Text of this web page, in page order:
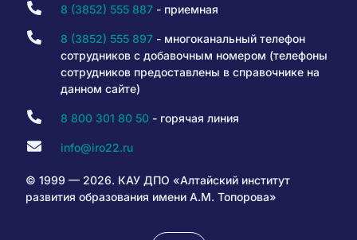
8 (3852) 555 887- приемная
8 (3852) 555 897- многоканальный телефон
сотрудников с добавочным номером (телефоны
сотрудников предоставлены в справочнике на
данном сайте)
8 800 301 80 50- горячая линия
info@iro22.ru
© 1999 — 2026. КАУ ДПО «Алтайский институт
развития образования имени А.М. Топорова»